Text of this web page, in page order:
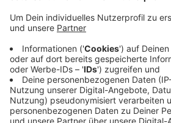
Anzeige
Es handelt sich dabei um eine
von den sogenannten
durchgeführt wird. Trainiert werden
bzw. bei möglichen Anschlägen.
Wechsel von Münster ins RBRS-